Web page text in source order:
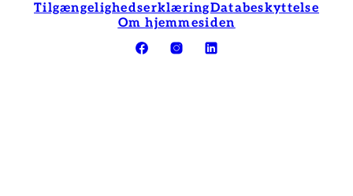
TilgængelighedserklæringDatabeskyttelse
Om hjemmesiden